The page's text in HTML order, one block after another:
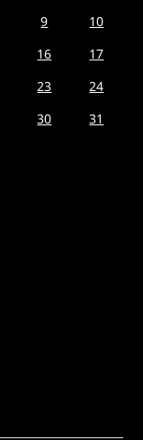
9
10
16
17
23
24
30
31